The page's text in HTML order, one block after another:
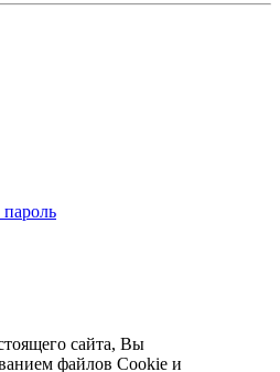
сайта, Вы
файлов Cookie и